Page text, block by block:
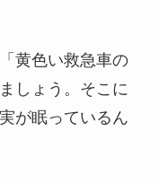
黄色い救急車の
しょう。そこに
が眠っているん